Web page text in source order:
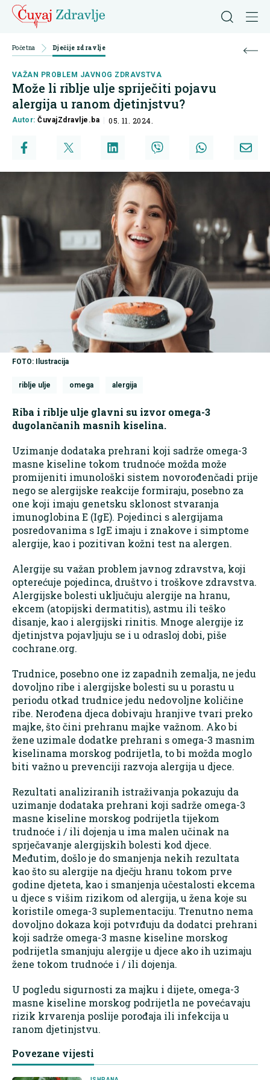
Početna Dječije zdravlje
VAŽAN PROBLEM JAVNOG ZDRAVSTVA
Može li riblje ulje spriječiti pojavu
alergija u ranom djetinjstvu?
Autor:ČuvajZdravlje.ba 05. 11. 2024.
FOTO: Ilustracija
riblje ulje omega alergija
Riba i riblje ulje glavni su izvor omega-3
dugolančanih masnih kiselina.
Uzimanje dodataka prehrani koji sadrže omega-3
masne kiseline tokom trudnoće možda može
promijeniti imunološki sistem novorođenčadi prije
nego se alergijske reakcije formiraju, posebno za
one koji imaju genetsku sklonost stvaranja
imunoglobina E (IgE). Pojedinci s alergijama
posredovanima s IgE imaju i znakove i simptome
alergije, kao i pozitivan kožni test na alergen.
Alergije su važan problem javnog zdravstva, koji
opterećuje pojedinca, društvo i troškove zdravstva.
Alergijske bolesti uključuju alergije na hranu,
ekcem (atopijski dermatitis), astmu ili teško
disanje, kao i alergijski rinitis. Mnoge alergije iz
djetinjstva pojavljuju se i u odrasloj dobi, piše
cochrane.org.
Trudnice, posebno one iz zapadnih zemalja, ne jedu
dovoljno ribe i alergijske bolesti su u porastu u
periodu otkad trudnice jedu nedovoljne količine
ribe. Nerođena djeca dobivaju hranjive tvari preko
majke, što čini prehranu majke važnom. Ako bi
žene uzimale dodatke prehrani s omega-3 masnim
kiselinama morskog podrijetla, to bi možda moglo
biti važno u prevenciji razvoja alergija u djece.
Rezultati analiziranih istraživanja pokazuju da
uzimanje dodataka prehrani koji sadrže omega-3
masne kiseline morskog podrijetla tijekom
trudnoće i / ili dojenja u ima malen učinak na
sprječavanje alergijskih bolesti kod djece.
Međutim, došlo je do smanjenja nekih rezultata
kao što su alergije na dječju hranu tokom prve
godine djeteta, kao i smanjenja učestalosti ekcema
u djece s višim rizikom od alergija, u žena koje su
koristile omega-3 suplementaciju. Trenutno nema
dovoljno dokaza koji potvrđuju da dodatci prehrani
koji sadrže omega-3 masne kiseline morskog
podrijetla smanjuju alergije u djece ako ih uzimaju
žene tokom trudnoće i / ili dojenja.
U pogledu sigurnosti za majku i dijete, omega-3
masne kiseline morskog podrijetla ne povećavaju
rizik krvarenja poslije porođaja ili infekcija u
ranom djetinjstvu.
Povezane vijesti